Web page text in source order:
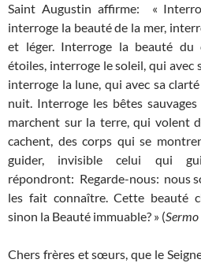
Saint Augustin affirme: «
interroge la beauté de la mer,
et léger. Interroge la beauté du
étoiles, interroge le soleil, qui avec
interroge la lune, qui avec sa
nuit. Interroge les bêtes
marchent sur la terre, qui volent
cachent, des corps qui se
guider, invisible celui qui
répondront: Regarde-nous: nous
les fait connaître. Cette beauté
sinon la Beauté immuable? » (
Chers frères et sœurs, que le